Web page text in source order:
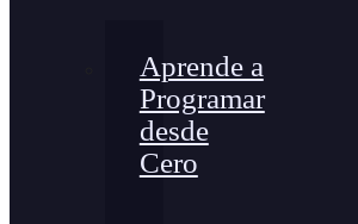
Aprende a
Programar
desde
Cero